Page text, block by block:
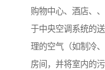
购物中心、酒店、
于中央空调系统的
理的空气（如制冷
房间，并将室内的